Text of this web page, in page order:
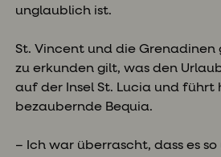
unglaublich ist.
St. Vincent und die Grenadinen
zu erkunden gilt, was den
auf der Insel St. Lucia und führt
bezaubernde Bequia.
– Ich war überrascht, dass es